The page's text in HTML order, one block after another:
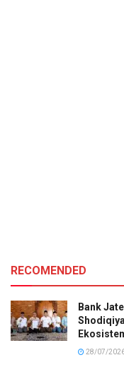
RECOMENDED
Bank
28/07/